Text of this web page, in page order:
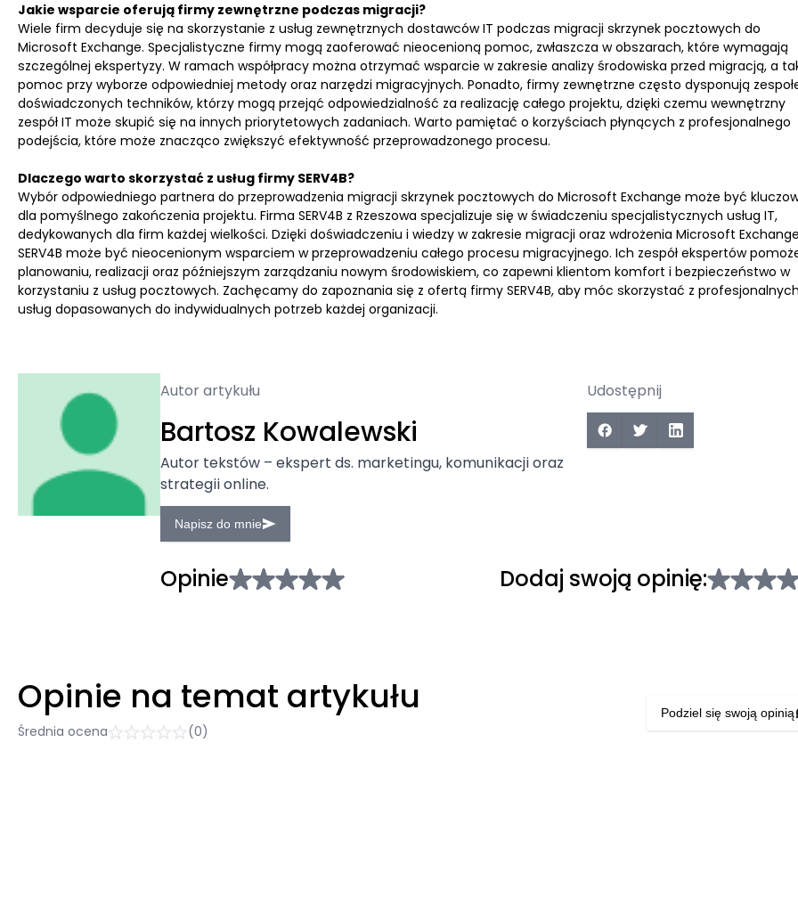
Jakie wsparcie oferują firmy zewnętrzne podczas migracji?
Wiele firm decyduje się na skorzystanie z usług zewnętrznych dostawców IT podczas migracji skrzynek pocztowych do
Microsoft Exchange. Specjalistyczne firmy mogą zaoferować nieocenioną pomoc, zwłaszcza w obszarach, które wymagają
szczególnej ekspertyzy. W ramach współpracy można otrzymać wsparcie w zakresie analizy środowiska przed migracją, a
pomoc przy wyborze odpowiedniej metody oraz narzędzi migracyjnych. Ponadto, firmy zewnętrzne często dysponują
doświadczonych techników, którzy mogą przejąć odpowiedzialność za realizację całego projektu, dzięki czemu wewnętrzny
zespół IT może skupić się na innych priorytetowych zadaniach. Warto pamiętać o korzyściach płynących z profesjonalnego
podejścia, które może znacząco zwiększyć efektywność przeprowadzonego procesu.
Dlaczego warto skorzystać z usług firmy SERV4B?
Wybór odpowiedniego partnera do przeprowadzenia migracji skrzynek pocztowych do Microsoft Exchange może być
dla pomyślnego zakończenia projektu. Firma SERV4B z Rzeszowa specjalizuje się w świadczeniu specjalistycznych usług IT,
dedykowanych dla firm każdej wielkości. Dzięki doświadczeniu i wiedzy w zakresie migracji oraz wdrożenia Microsoft
SERV4B może być nieocenionym wsparciem w przeprowadzeniu całego procesu migracyjnego. Ich zespół ekspertów
planowaniu, realizacji oraz późniejszym zarządzaniu nowym środowiskiem, co zapewni klientom komfort i bezpieczeństwo w
korzystaniu z usług pocztowych. Zachęcamy do zapoznania się z ofertą firmy SERV4B, aby móc skorzystać z profesjonalnych
usług dopasowanych do indywidualnych potrzeb każdej organizacji.
Autor artykułu
Bartosz Kowalewski
Autor tekstów – ekspert ds. marketingu, komunikacji oraz
strategii online.
Napisz do mnie
Udostępnij
Opinie Dodaj swoją opinię:
Opinie na temat artykułu
Średnia ocena (0)
Podziel się swoją opinią